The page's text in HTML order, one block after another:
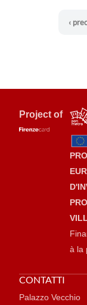
‹
Project of
à la
CONTATTI
Palazzo Vecchio